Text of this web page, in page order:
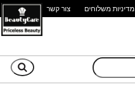
מדיניות משלוחים צור קשר